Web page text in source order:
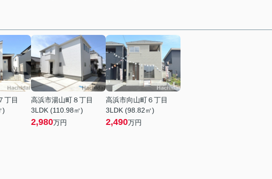
丁目
)
高浜市湯山町８丁目
3LDK (110.98㎡)
2,980万円
高浜市向山町６丁目
3LDK (98.82㎡)
2,490万円